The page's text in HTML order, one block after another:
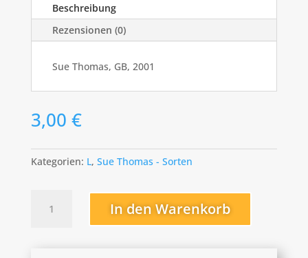
Beschreibung
Rezensionen (0)
Sue Thomas, GB, 2001
3,00 €
Kategorien: L, Sue Thomas - Sorten
Fellow
In den Warenkorb